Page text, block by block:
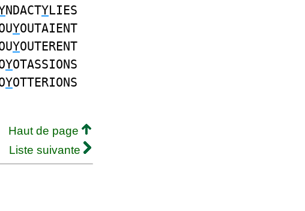
NDACTYLIES
YOUTAIENT
YOUTERENT
YOTASSIONS
YOTTERIONS
Haut de page
Liste suivante